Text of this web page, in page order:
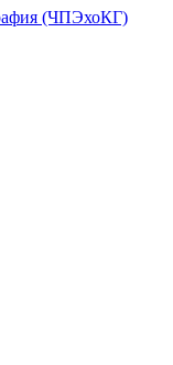
(ЧПЭхоКГ)